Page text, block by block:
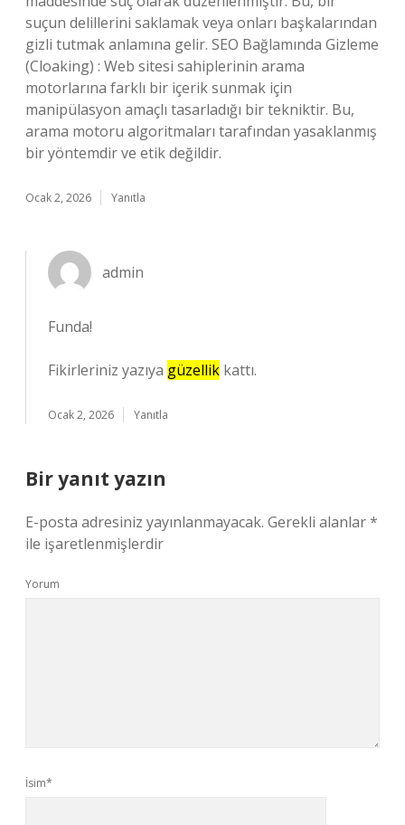
suçun delillerini saklamak veya onları başkalarından
gizli tutmak anlamına gelir. SEO Bağlamında Gizleme
(Cloaking) : Web sitesi sahiplerinin arama
motorlarına farklı bir içerik sunmak için
manipülasyon amaçlı tasarladığı bir tekniktir. Bu,
arama motoru algoritmaları tarafından yasaklanmış
bir yöntemdir ve etik değildir.
Ocak 2, 2026 Yanıtla
admin
Funda!
Fikirleriniz yazıya güzellik kattı.
Ocak 2, 2026 Yanıtla
Bir yanıt yazın
E-posta adresiniz yayınlanmayacak. Gerekli alanlar*
ile işaretlenmişlerdir
Yorum
İsim*